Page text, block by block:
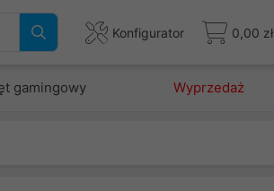
Konfigurator 0,00 zł
gamingowy Wyprzedaż